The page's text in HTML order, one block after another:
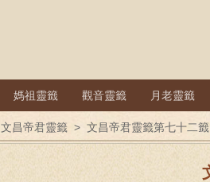
媽祖靈籤 觀音靈籤 月老靈籤
文昌帝君靈籤 > 文昌帝君靈籤第七十二